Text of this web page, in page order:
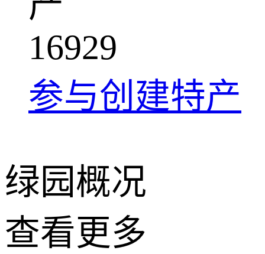
16929
参与创建特产
绿园概况
查看更多